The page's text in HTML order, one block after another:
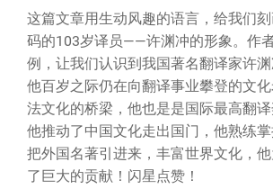
这篇文章用生动风趣的语言，给我们
码的103岁译员——许渊冲的形象。作
例，让我们认识到我国著名翻译家许渊
他百岁之际仍在向翻译事业攀登的文
法文化的桥梁，他也是是国际最高翻译
他推动了中国文化走出国门，他熟练
把外国名著引进来，丰富世界文化，
了巨大的贡献！闪星点赞！